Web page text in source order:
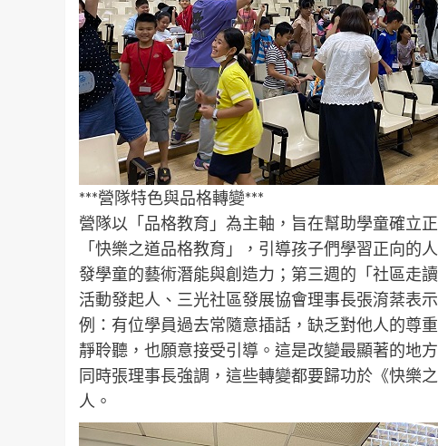
***營隊特色與品格轉變***
營隊以「品格教育」為主軸，旨在幫助學童確立
「快樂之道品格教育」，引導孩子們學習正向
發學童的藝術潛能與創造力；第三週的「社區走
活動發起人、三光社區發展協會理事長張淯棻表
例：有位學員過去常隨意插話，缺乏對他人的尊
靜聆聽，也願意接受引導。這是改變最顯著的地
同時張理事長強調，這些轉變都要歸功於《快樂
人。